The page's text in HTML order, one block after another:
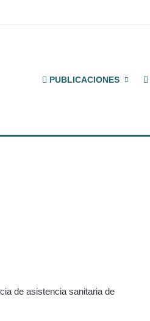
PUBLICACIONES
de asistencia sanitaria de